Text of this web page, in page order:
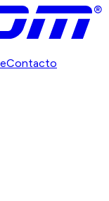
Contacto